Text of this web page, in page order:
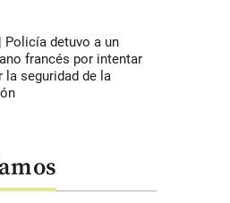
Policía detuvo a un
francés por intentar
la seguridad de la